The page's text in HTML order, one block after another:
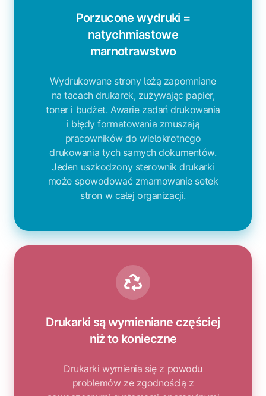
Porzucone wydruki =
natychmiastowe
marnotrawstwo
Wydrukowane strony leżą zapomniane
na tacach drukarek, zużywając papier,
toner i budżet. Awarie zadań drukowania
i błędy formatowania zmuszają
pracowników do wielokrotnego
drukowania tych samych dokumentów.
Jeden uszkodzony sterownik drukarki
może spowodować zmarnowanie setek
stron w całej organizacji.
Drukarki są wymieniane częściej
niż to konieczne
Drukarki wymienia się z powodu
problemów ze zgodnością z